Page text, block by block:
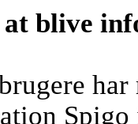
blive
Spigo